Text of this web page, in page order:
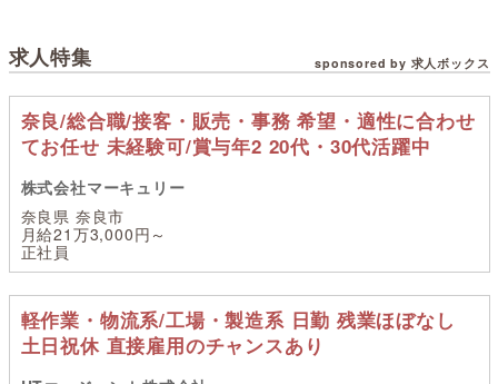
求人特集 sponsored by 求人ボックス
奈良/総合職/接客・販売・事務 希望・適性に合わせ
てお任せ 未経験可/賞与年2 20代・30代活躍中
株式会社マーキュリー
奈良県 奈良市
月給21万3,000円～
正社員
軽作業・物流系/工場・製造系 日勤 残業ほぼなし
土日祝休 直接雇用のチャンスあり